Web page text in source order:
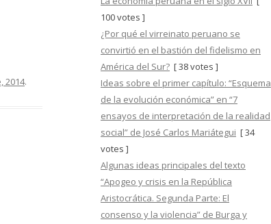
2014.
100 votes ]
¿Por qué el virreinato peruano se
convirtió en el bastión del fidelismo en
América del Sur? [ 38 votes ]
Ideas sobre el primer capítulo: “Esquema
de la evolución económica” en “7
ensayos de interpretación de la realidad
social” de José Carlos Mariátegui [ 34
votes ]
Algunas ideas principales del texto
“Apogeo y crisis en la República
Aristocrática. Segunda Parte: El
consenso y la violencia” de Burga y